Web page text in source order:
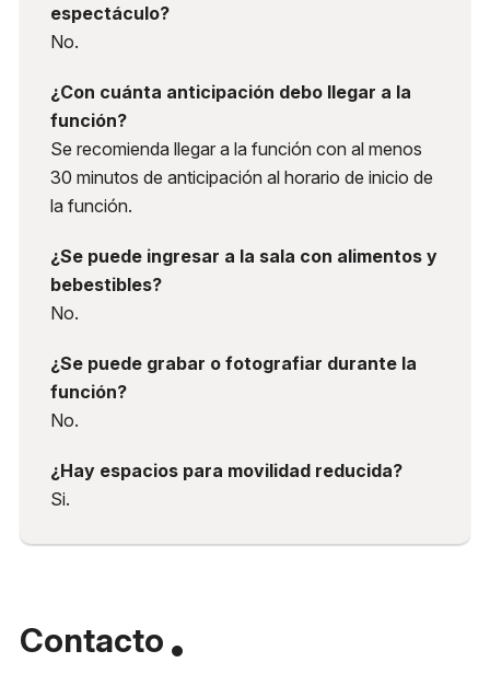
espectáculo?
No.
¿Con cuánta anticipación debo llegar a la
función?
Se recomienda llegar a la función con al menos
30 minutos de anticipación al horario de inicio de
la función.
¿Se puede ingresar a la sala con alimentos y
bebestibles?
No.
¿Se puede grabar o fotografiar durante la
función?
No.
¿Hay espacios para movilidad reducida?
Si.
Contacto